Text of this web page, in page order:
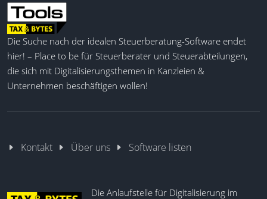
Die Suche nach der idealen Steuerberatung-Software endet
hier! – Place to be für Steuerberater und Steuerabteilungen,
die sich mit Digitalisierungsthemen in Kanzleien &
Unternehmen beschäftigen wollen!
Kontakt Über uns Software listen
Die Anlaufstelle für Digitalisierung im